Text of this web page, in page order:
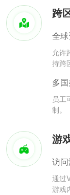
跨
全
允许
持跨
多
员工
制。
游
访
通过
游戏